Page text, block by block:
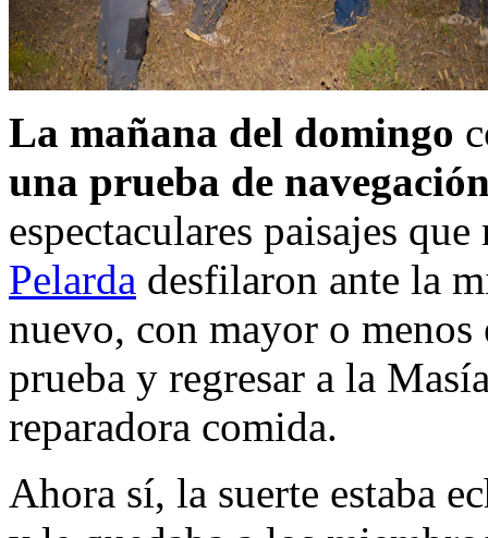
La mañana del domingo
una prueba de
espectaculares paisajes
Pelarda desfilaron ante la
nuevo, con mayor o
prueba y regresar a la
reparadora comida.
Ahora sí, la suerte estaba